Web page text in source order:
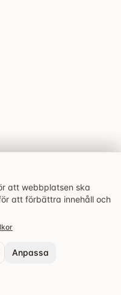
att webbplatsen ska
att förbättra innehåll och
Anpassa